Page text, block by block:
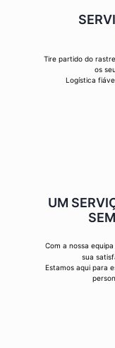
Tire partido do
os
Logística
UM
Com a nossa
sua
Estamos aqui para